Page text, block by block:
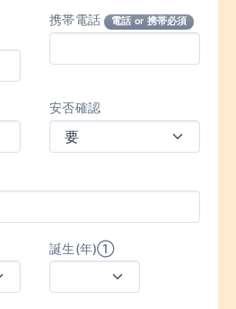
携帯電話 電話 or 携帯必須
安否確認
誕生(年)①